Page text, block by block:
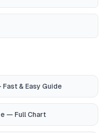
& Easy Guide
— Full Chart